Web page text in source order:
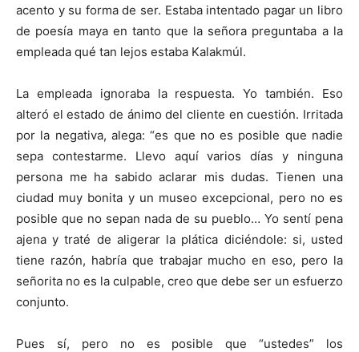
acento y su forma de ser. Estaba intentado pagar un libro
de poesía maya en tanto que la señora preguntaba a la
empleada qué tan lejos estaba Kalakmúl.
La empleada ignoraba la respuesta. Yo también. Eso
alteró el estado de ánimo del cliente en cuestión. Irritada
por la negativa, alega: “es que no es posible que nadie
sepa contestarme. Llevo aquí varios días y ninguna
persona me ha sabido aclarar mis dudas. Tienen una
ciudad muy bonita y un museo excepcional, pero no es
posible que no sepan nada de su pueblo… Yo sentí pena
ajena y traté de aligerar la plática diciéndole: si, usted
tiene razón, habría que trabajar mucho en eso, pero la
señorita no es la culpable, creo que debe ser un esfuerzo
conjunto.
Pues sí, pero no es posible que “ustedes” los